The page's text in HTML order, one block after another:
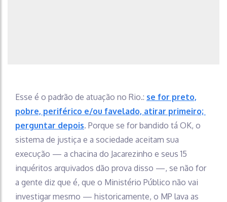
Esse é o padrão de atuação no Rio.: se for preto,
pobre, periférico e/ou favelado, atirar primeiro;
perguntar depois. Porque se for bandido tá OK, o
sistema de justiça e a sociedade aceitam sua
execução — a chacina do Jacarezinho e seus 15
inquéritos arquivados dão prova disso —, se não for
a gente diz que é, que o Ministério Público não vai
investigar mesmo — historicamente, o MP lava as